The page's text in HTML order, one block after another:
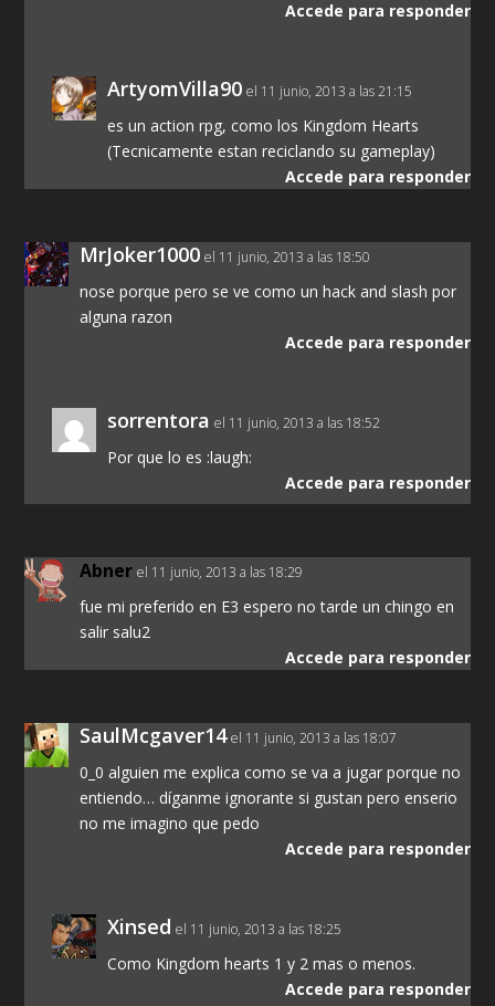
Accede para responder
ArtyomVilla90 el 11 junio, 2013 a las 21:15
es un action rpg, como los Kingdom Hearts
(Tecnicamente estan reciclando su gameplay)
Accede para responder
MrJoker1000 el 11 junio, 2013 a las 18:50
nose porque pero se ve como un hack and slash por
alguna razon
Accede para responder
sorrentora el 11 junio, 2013 a las 18:52
Por que lo es :laugh:
Accede para responder
Abner el 11 junio, 2013 a las 18:29
fue mi preferido en E3 espero no tarde un chingo en
salir salu2
Accede para responder
SaulMcgaver14 el 11 junio, 2013 a las 18:07
0_0 alguien me explica como se va a jugar porque no
entiendo… díganme ignorante si gustan pero enserio
no me imagino que pedo
Accede para responder
Xinsed el 11 junio, 2013 a las 18:25
Como Kingdom hearts 1 y 2 mas o menos.
Accede para responder